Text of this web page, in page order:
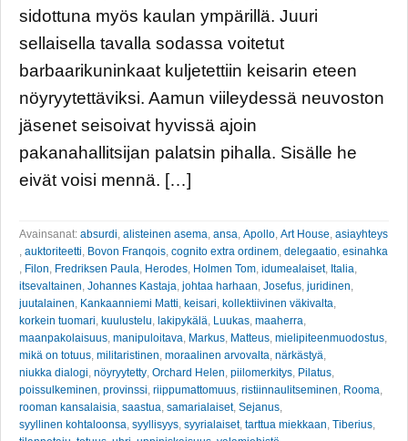
sidottuna myös kaulan ympärillä. Juuri
sellaisella tavalla sodassa voitetut
barbaarikuninkaat kuljetettiin keisarin eteen
nöyryytettäviksi. Aamun viileydessä neuvoston
jäsenet seisoivat hyvissä ajoin
pakanahallitsijan palatsin pihalla. Sisälle he
eivät voisi mennä. […]
Avainsanat: absurdi alisteinen asema ansa Apollo Art House asiayhteys
auktoriteetti Bovon Franqois cognito extra ordinem delegaatio esinahka
Filon Fredriksen Paula Herodes Holmen Tom idumealaiset, Italia
itsevaltainen Johannes Kastaja johtaa harhaan Josefus juridinen
juutalainen Kankaanniemi Matti keisari kollektiivinen väkivalta
korkein tuomari kuulustelu lakipykälä Luukas maaherra
maanpakolaisuus manipuloitava Markus Matteus mielipiteenmuodostus
mikä on totuus militaristinen moraalinen arvovalta närkästyä
niukka dialogi nöyryytetty Orchard Helen piilomerkitys Pilatus
poissulkeminen provinssi riippumattomuus ristiinnaulitseminen Rooma
rooman kansalaisia saastua samarialaiset, Sejanus
syyllinen kohtaloonsa syyllisyys syyrialaiset, tarttua miekkaan Tiberius